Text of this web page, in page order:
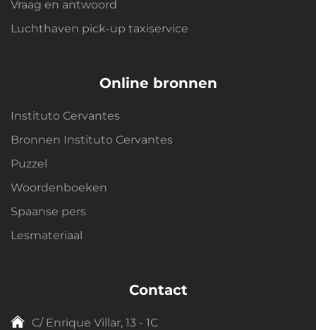
Vraag en antwoord
Luchthaven pick-up taxiservice
Online bronnen
Instituto Cervantes
Bronnen Instituto Cervantes
Puzzel
Woordenboeken
Spaanse pers
Lesmateriaal
Contact
C/ Enrique Villar, 13 - 1C